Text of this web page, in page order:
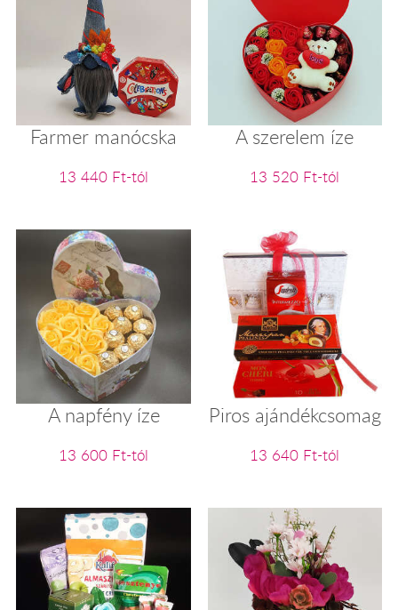
Farmer manócska
13 440 Ft-tól
A szerelem íze
13 520 Ft-tól
A napfény íze
13 600 Ft-tól
Piros ajándékcsomag
13 640 Ft-tól